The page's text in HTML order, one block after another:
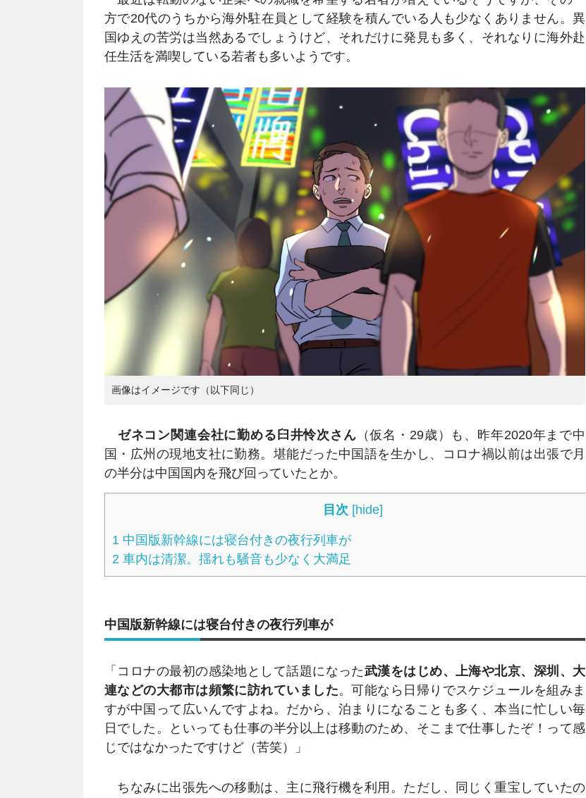
方で20代のうちから海外駐在員として経験を積んでいる人も少なくありません。異
国ゆえの苦労は当然あるでしょうけど、それだけに発見も多く、それなりに海外赴
任生活を満喫している若者も多いようです。
画像はイメージです（以下同じ）
ゼネコン関連会社に勤める臼井怜次さん （仮名・29歳）も、昨年2020年まで中
国・広州の現地支社に勤務。堪能だった中国語を生かし、コロナ禍以前は出張で月
の半分は中国国内を飛び回っていたとか。
目次 [hide]
1 中国版新幹線には寝台付きの夜行列車が
2 車内は清潔。揺れも騒音も少なく大満足
中国版新幹線には寝台付きの夜行列車が
「コロナの最初の感染地として話題になった武漢をはじめ、上海や北京、深圳、大
連などの大都市は頻繁に訪れていました。可能なら日帰りでスケジュールを組みま
すが中国って広いんですよね。だから、泊まりになることも多く、本当に忙しい毎
日でした。といっても仕事の半分以上は移動のため、そこまで仕事したぞ！って感
じではなかったですけど（苦笑）」
ちなみに出張先への移動は、主に飛行機を利用。ただし、同じく重宝していたの